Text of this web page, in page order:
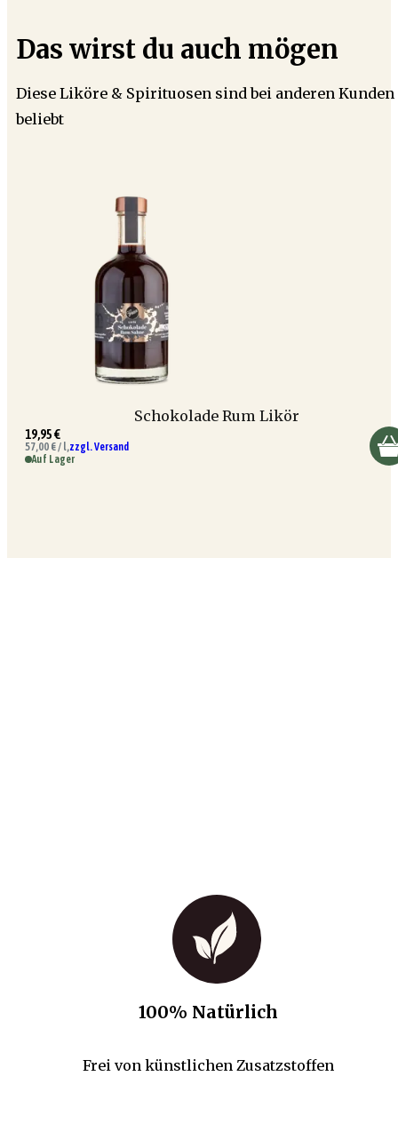
Das wirst du auch mögen
Diese Liköre & Spirituosen sind bei anderen Kunden
beliebt
Schokolade Rum Likör
19,95 €
57,00 € / l,zzgl. Versand
Auf Lager
100% Natürlich
Frei von künstlichen Zusatzstoffen